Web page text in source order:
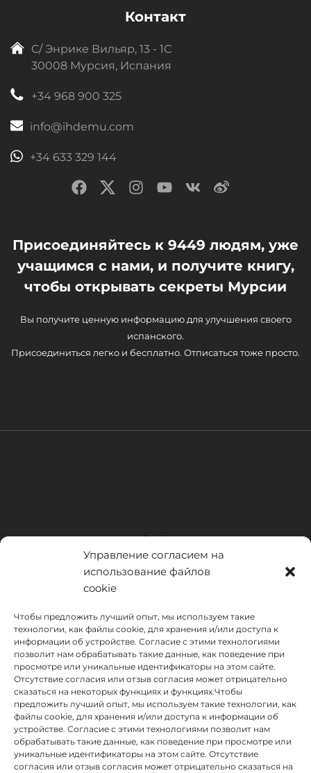
Управление согласием на
использование файлов
cookie
Чтобы предложить лучший опыт, мы используем такие
технологии, как файлы cookie, для хранения и/или доступа к
информации об устройстве. Согласие с этими технологиями
позволит нам обрабатывать такие данные, как поведение при
просмотре или уникальные идентификаторы на этом сайте.
Отсутствие согласия или отзыв согласия может отрицательно
сказаться на некоторых функциях и функциях.Чтобы
предложить лучший опыт, мы используем такие технологии, как
файлы cookie, для хранения и/или доступа к информации об
устройстве. Согласие с этими технологиями позволит нам
обрабатывать такие данные, как поведение при просмотре или
уникальные идентификаторы на этом сайте. Отсутствие
согласия или отзыв согласия может отрицательно сказаться на
Контакт
C/ Энрике Вильяр, 13 - 1C
30008 Мурсия, Испания
+34 968 900 325
info@ihdemu.com
+34 633 329 144
Присоединяйтесь к 9449 людям, уже
учащимся с нами, и получите книгу,
чтобы открывать секреты Мурсии
Вы получите ценную информацию для улучшения своего
испанского.
Присоединиться легко и бесплатно. Отписаться тоже просто.
INSTITUTO HISPANICO DE MURCIA, SOCIEDAD LIMITADA был
бенефициаром Европейского фонда регионального развития,
целью которого является развитие использования и качества
информационных и коммуникационных технологий и их
доступности, и благодаря которому он внедрил следующие